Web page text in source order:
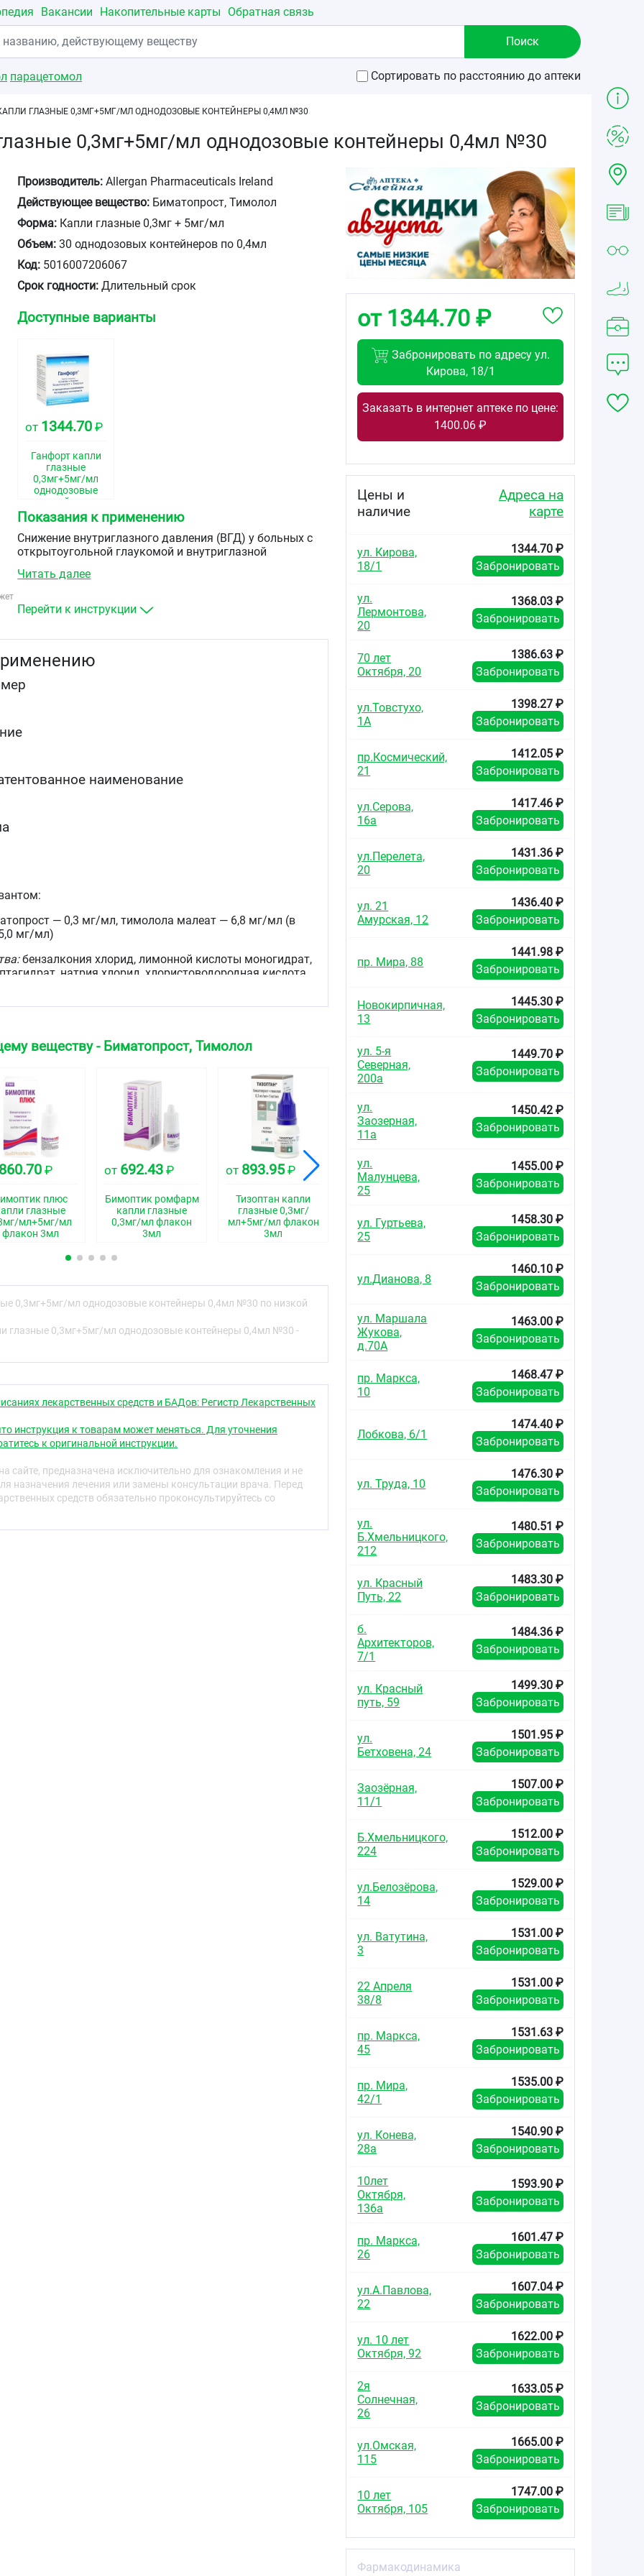
Вакансии Накопительные карты Обратная связь
парацетомол Сортировать по расстоянию до аптеки
ГЛАЗНЫЕ 0,3МГ+5МГ/МЛ ОДНОДОЗОВЫЕ КОНТЕЙНЕРЫ 0,4МЛ №30
0,3мг+5мг/мл однодозовые контейнеры 0,4мл №30
Производитель: Allergan Pharmaceuticals Ireland
Действующее вещество: Биматопрост, Тимолол
Форма: Капли глазные 0,3мг + 5мг/мл
Объем: 30 однодозовых контейнеров по 0,4мл
Код: 5016007206067
Срок годности: Длительный срок
Доступные варианты
от 1344.70 ₽
Ганфорт капли
глазные
0,3мг+5мг/мл
однодозовые
контейнеры
0,4мл №30
Показания к применению
Снижение внутриглазного давления (ВГД) у больных с
открытоугольной глаукомой и внутриглазной
местного применения препаратов группы бета-
Читать далее
Перейти к инструкции
наименование
— 0,3 мг/мл, тимолола малеат — 6,8 мг/мл (в
мг/мл)
бензалкония хлорид, лимонной кислоты моногидрат,
натрия хлорид, хлористоводородная кислота,
— 0,3 мг/мл, тимолола малеат — 6,8 мг/мл (в
мг/мл)
натрия хлорид, хлористоводородная кислота, натрия
или светло-жёлтый раствор.
группа
комбинированное (простагландина F2-альфа аналог
лекарственный препарат, входящие в его состав
внутриглазное давление (ВГД) за счёт
синтетическим простамидам, по химической структуре
F2α (PGF2α). Биматопрост не оказывает влияния ни на
простагландина. Гипотензивное действие
за счёт усиления оттока внутриглазной жидкости
пути глаза.
бета-адреноблокатор, не обладает внутренней
активностью.
уменьшения образования внутриглазной жидкости.
веществу - Биматопрост, Тимолол
860.70 ₽
плюс
глазные
мл+5мг/мл
флакон 3мл
от 692.43 ₽
Бимоптик ромфарм
капли глазные
0,3мг/мл флакон
3мл
от 893.95₽
Тизоптан капли
глазные 0,3мг/
мл+5мг/мл флакон
3мл
от1232.80
Ганфорт капли
мл флакон-
капельница 3мл
от1344.70₽
мл однодозовые
контейнеры 0,4мл
№30
0,3мг+5мг/мл однодозовые контейнеры 0,4мл №30 по низкой
глазные 0,3мг+5мг/мл однодозовые контейнеры 0,4мл №30 -
лекарственных средств и БАДов: Регистр Лекарственных
инструкция к товарам может меняться. Для уточнения
к оригинальной инструкции.
сайте, предназначена исключительно для ознакомления и не
назначения лечения или замены консультации врача. Перед
средств обязательно проконсультируйтесь со
от 1344.70 ₽
Забронировать по адресу ул.
Кирова, 18/1
Заказать в интернет аптеке по цене:
1400.06 ₽
Цены и
наличие
Адреса на
карте
ул. Кирова,
18/1
1344.70 ₽
Забронировать
ул.
Лермонтова,
20
1368.03 ₽
Забронировать
70 лет
Октября, 20
1386.63 ₽
Забронировать
ул.Товстухо,
1А
1398.27 ₽
Забронировать
пр.Космический,
21
1412.05 ₽
Забронировать
ул.Серова,
16а
1417.46 ₽
Забронировать
ул.Перелета,
20
1431.36 ₽
Забронировать
ул. 21
Амурская, 12
1436.40 ₽
Забронировать
пр. Мира, 88
1441.98 ₽
Забронировать
Новокирпичная,
13
1445.30 ₽
Забронировать
ул. 5-я
Северная,
200а
1449.70 ₽
Забронировать
ул.
Заозерная,
11а
1450.42 ₽
Забронировать
ул.
Малунцева,
25
1455.00 ₽
Забронировать
ул. Гуртьева,
25
1458.30 ₽
Забронировать
ул.Дианова, 8
1460.10 ₽
Забронировать
ул. Маршала
Жукова,
д.70А
1463.00 ₽
Забронировать
пр. Маркса,
10
1468.47 ₽
Забронировать
Лобкова, 6/1
1474.40 ₽
Забронировать
ул. Труда, 10
1476.30 ₽
Забронировать
ул.
Б.Хмельницкого,
212
1480.51 ₽
Забронировать
ул. Красный
Путь, 22
1483.30 ₽
Забронировать
б.
Архитекторов,
7/1
1484.36 ₽
Забронировать
ул. Красный
путь, 59
1499.30 ₽
Забронировать
ул.
Бетховена, 24
1501.95 ₽
Забронировать
Заозёрная,
11/1
1507.00 ₽
Забронировать
Б.Хмельницкого,
224
1512.00 ₽
Забронировать
ул.Белозёрова,
14
1529.00 ₽
Забронировать
ул. Ватутина,
3
1531.00 ₽
Забронировать
22 Апреля
38/8
1531.00 ₽
Забронировать
пр. Маркса,
45
1531.63 ₽
Забронировать
пр. Мира,
42/1
1535.00 ₽
Забронировать
ул. Конева,
28а
1540.90 ₽
Забронировать
10лет
Октября,
136а
1593.90 ₽
Забронировать
пр. Маркса,
26
1601.47 ₽
Забронировать
ул.А.Павлова,
22
1607.04 ₽
Забронировать
ул. 10 лет
Октября, 92
1622.00 ₽
Забронировать
2я
Солнечная,
26
1633.05 ₽
Забронировать
ул.Омская,
115
1665.00 ₽
Забронировать
10 лет
Октября, 105
1747.00 ₽
Забронировать
Фармакодинамика